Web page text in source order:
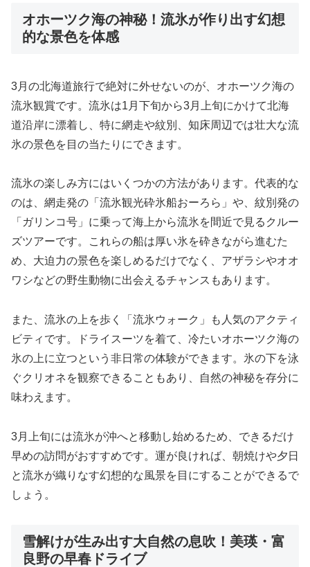
オホーツク海の神秘！流氷が作り出す幻想
的な景色を体感
3月の北海道旅行で絶対に外せないのが、オホーツク海の
流氷観賞です。流氷は1月下旬から3月上旬にかけて北海
道沿岸に漂着し、特に網走や紋別、知床周辺では壮大な流
氷の景色を目の当たりにできます。
流氷の楽しみ方にはいくつかの方法があります。代表的な
のは、網走発の「流氷観光砕氷船おーろら」や、紋別発の
「ガリンコ号」に乗って海上から流氷を間近で見るクルー
ズツアーです。これらの船は厚い氷を砕きながら進むた
め、大迫力の景色を楽しめるだけでなく、アザラシやオオ
ワシなどの野生動物に出会えるチャンスもあります。
また、流氷の上を歩く「流氷ウォーク」も人気のアクティ
ビティです。ドライスーツを着て、冷たいオホーツク海の
氷の上に立つという非日常の体験ができます。氷の下を泳
ぐクリオネを観察できることもあり、自然の神秘を存分に
味わえます。
3月上旬には流氷が沖へと移動し始めるため、できるだけ
早めの訪問がおすすめです。運が良ければ、朝焼けや夕日
と流氷が織りなす幻想的な風景を目にすることができるで
しょう。
雪解けが生み出す大自然の息吹！美瑛・富
良野の早春ドライブ